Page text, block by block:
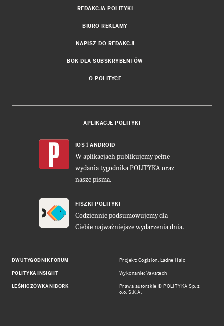
REDAKCJA POLITYKI
BIURO REKLAMY
NAPISZ DO REDAKCJI
BOK DLA SUBSKRYBENTÓW
O POLITYCE
APLIKACJE POLITYKI
IOS i ANDROID
W aplikacjach publikujemy pełne
wydania tygodnika POLITYKA oraz
nasze pisma.
FISZKI POLITYKI
Codziennie podsumowujemy dla
Ciebie najważniejsze wydarzenia dnia.
DWUTYGODNIK FORUM
POLITYKA INSIGHT
LEŚNICZÓWKA NIBORK
Projekt:Cogision, Ładne Halo
Wykonanie: Vavatech
Prawa autorskie © POLITYKA Sp. z
o.o. S.K.A.